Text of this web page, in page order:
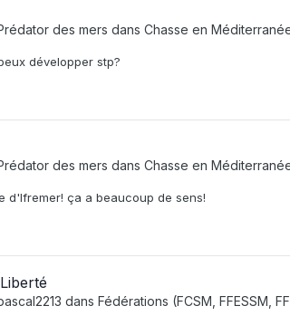
des mers dans Chasse en
développer stp?
des mers dans Chasse en
d'Ifremer! ça a beaucoup de sens!
dans Fédérations (FCSM, FFESSM,